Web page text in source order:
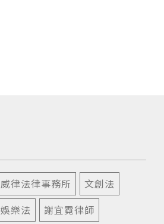
威律法律事務所
文創法
娛樂法
謝宜霓律師